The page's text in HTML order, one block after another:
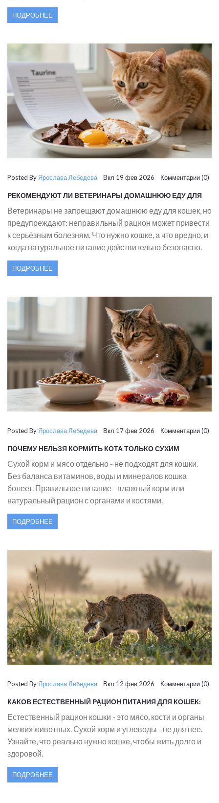
ПОДРОБНЕЕ
Posted By Ярослава Лебедева Вкл 19 фев 2026 Комментарии (0)
РЕКОМЕНДУЮТ ЛИ ВЕТЕРИНАРЫ ДОМАШНЮЮ ЕДУ ДЛЯ
Ветеринары не запрещают домашнюю еду для кошек, но
предупреждают: неправильный рацион может привести
к серьёзным болезням. Что нужно кошке, а что вредно, и
когда натуральное питание действительно безопасно.
ПОДРОБНЕЕ
Posted By Ярослава Лебедева Вкл 17 фев 2026 Комментарии (0)
ПОЧЕМУ НЕЛЬЗЯ КОРМИТЬ КОТА ТОЛЬКО СУХИМ
Сухой корм и мясо отдельно - не подходят для кошки.
Без баланса витаминов, воды и минералов кошка
болеет. Правильное питание - влажный корм или
натуральный рацион с органами и костями.
ПОДРОБНЕЕ
Posted By Ярослава Лебедева Вкл 12 фев 2026 Комментарии (0)
КАКОВ ЕСТЕСТВЕННЫЙ РАЦИОН ПИТАНИЯ ДЛЯ КОШЕК:
Естественный рацион кошки - это мясо, кости и органы
мелких животных. Сухой корм и углеводы - не для нее.
Узнайте, что реально нужно кошке, чтобы жить долго и
здоровой.
ПОДРОБНЕЕ